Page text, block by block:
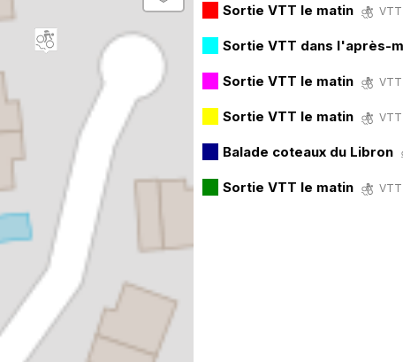
Sortie VTT le matin VTT
Sortie VTT dans l'après-
Sortie VTT le matin VTT
Sortie VTT le matin VTT
Balade coteaux du Libron
Sortie VTT le matin VTT